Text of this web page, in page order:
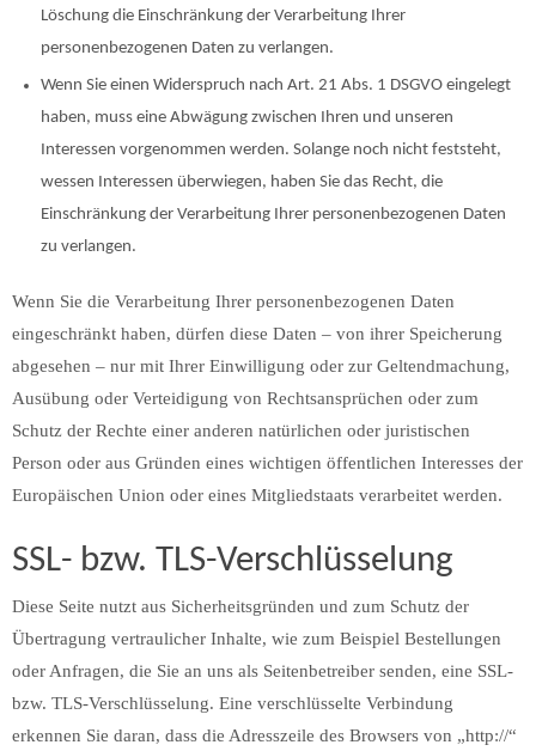
Löschung die Einschränkung der Verarbeitung Ihrer
personenbezogenen Daten zu verlangen.
Wenn Sie einen Widerspruch nach Art. 21 Abs. 1 DSGVO eingelegt
haben, muss eine Abwägung zwischen Ihren und unseren
Interessen vorgenommen werden. Solange noch nicht feststeht,
wessen Interessen überwiegen, haben Sie das Recht, die
Einschränkung der Verarbeitung Ihrer personenbezogenen Daten
zu verlangen.
Wenn Sie die Verarbeitung Ihrer personenbezogenen Daten
eingeschränkt haben, dürfen diese Daten – von ihrer Speicherung
abgesehen – nur mit Ihrer Einwilligung oder zur Geltendmachung,
Ausübung oder Verteidigung von Rechtsansprüchen oder zum
Schutz der Rechte einer anderen natürlichen oder juristischen
Person oder aus Gründen eines wichtigen öffentlichen Interesses der
Europäischen Union oder eines Mitgliedstaats verarbeitet werden.
SSL- bzw. TLS-Verschlüsselung
Diese Seite nutzt aus Sicherheitsgründen und zum Schutz der
Übertragung vertraulicher Inhalte, wie zum Beispiel Bestellungen
oder Anfragen, die Sie an uns als Seitenbetreiber senden, eine SSL-
bzw. TLS-Verschlüsselung. Eine verschlüsselte Verbindung
erkennen Sie daran, dass die Adresszeile des Browsers von „http://“